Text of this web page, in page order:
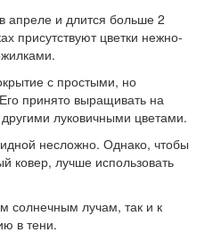
апреле и длится больше 2
присутствуют цветки нежно-
с простыми, но
принято выращивать на
луковичными цветами.
несложно. Однако, чтобы
ковер, лучше использовать
солнечным лучам, так и к
в тени.